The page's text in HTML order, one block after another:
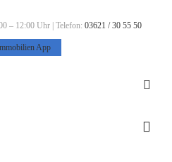
– 12:00 Uhr | Telefon: 03621 / 30 55 50
App